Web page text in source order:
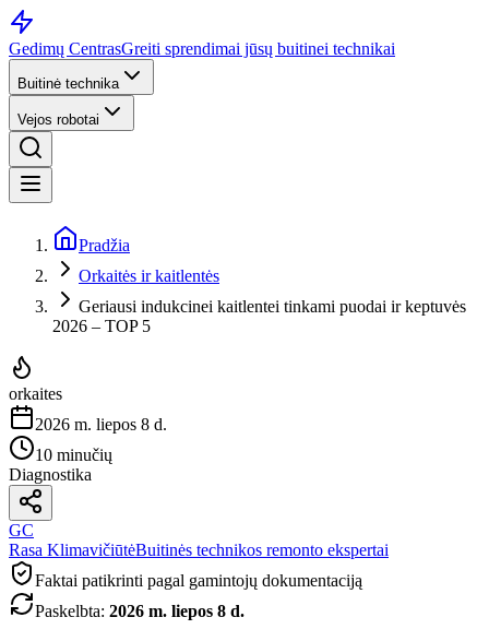
Gedimų CentrasGreiti sprendimai jūsų buitinei technikai
Buitinė technika
Vejos robotai
Pradžia
Orkaitės ir kaitlentės
Geriausi indukcinei kaitlentei tinkami puodai ir keptuvės
2026 – TOP 5
orkaites
2026 m. liepos 8 d.
10 minučių
Diagnostika
GC
Rasa KlimavičiūtėBuitinės technikos remonto ekspertai
Faktai patikrinti pagal gamintojų dokumentaciją
Paskelbta: 2026 m. liepos 8 d.